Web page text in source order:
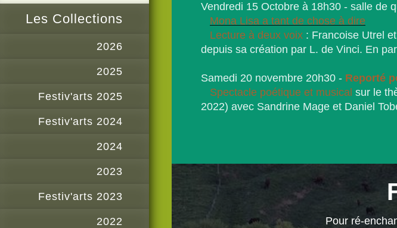
Les Collections
2026
2025
Festiv'arts 2025
Festiv'arts 2024
2024
2023
Festiv'arts 2023
2022
Vendredi 15 Octobre à 18h30 - salle de
Mona Lisa a tant de chose à dire
Lecture à deux voix : Francoise Utrel
depuis sa création par L. de Vinci. En
Samedi 20 novembre 20h30 - Reporté
Spectacle poétique et musical sur le
2022) avec Sandrine Mage et Daniel
Pour ré-